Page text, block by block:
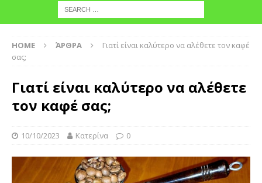
HOME ΆΡΘΡΑ
Γιατί είναι καλύτερο να αλέθετε τον καφέ
σας;
Γιατί είναι καλύτερο να αλέθετε
τον καφέ σας;
10/10/2023 Κατερίνα 0